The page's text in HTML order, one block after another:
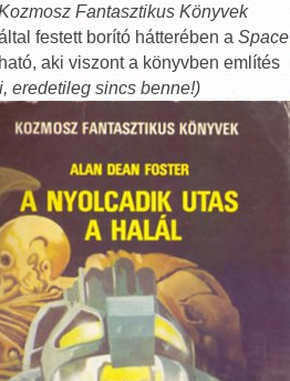
Fantasztikus Könyvek
festett borító hátterében a Space
aki viszont a könyvben említés
eredetileg sincs benne!)